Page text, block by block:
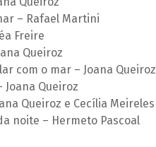
– Rafael Martini
Freire
Queiroz
com o mar – Joana Queiroz
Joana Queiroz
Queiroz e Cecília Meireles
noite – Hermeto Pascoal